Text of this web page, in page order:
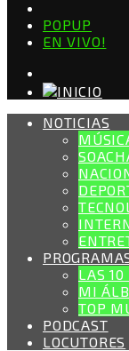
POPUP
EN VIVO!
NOTICIAS
LAS 10
MI
TOP
PODCAST
LOCUTORES